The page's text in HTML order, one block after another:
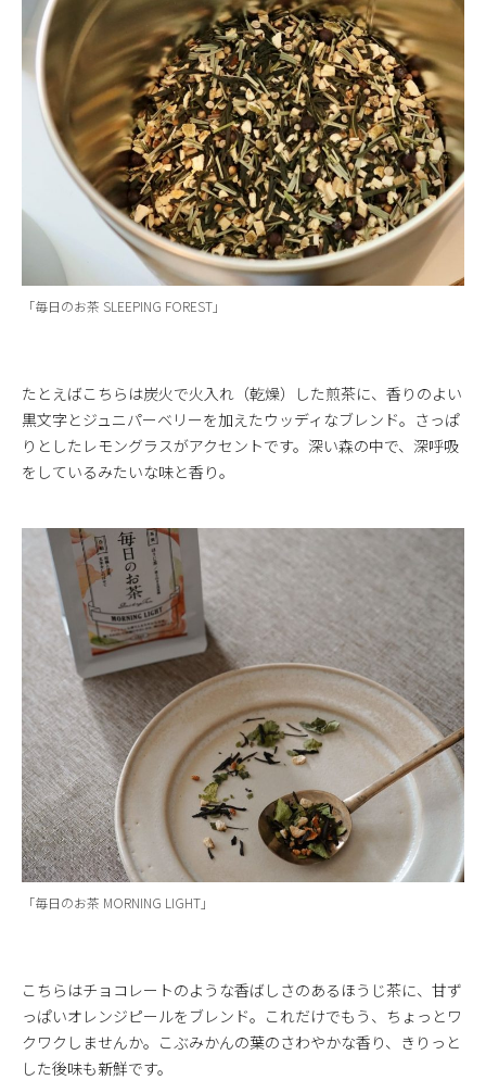
「毎日のお茶 SLEEPING FOREST」
たとえばこちらは炭火で火入れ（乾燥）した煎茶に、香りのよい
黒文字とジュニパーベリーを加えたウッディなブレンド。さっぱ
りとしたレモングラスがアクセントです。深い森の中で、深呼吸
をしているみたいな味と香り。
「毎日のお茶 MORNING LIGHT」
こちらはチョコレートのような香ばしさのあるほうじ茶に、甘ず
っぱいオレンジピールをブレンド。これだけでもう、ちょっとワ
クワクしませんか。こぶみかんの葉のさわやかな香り、きりっと
した後味も新鮮です。